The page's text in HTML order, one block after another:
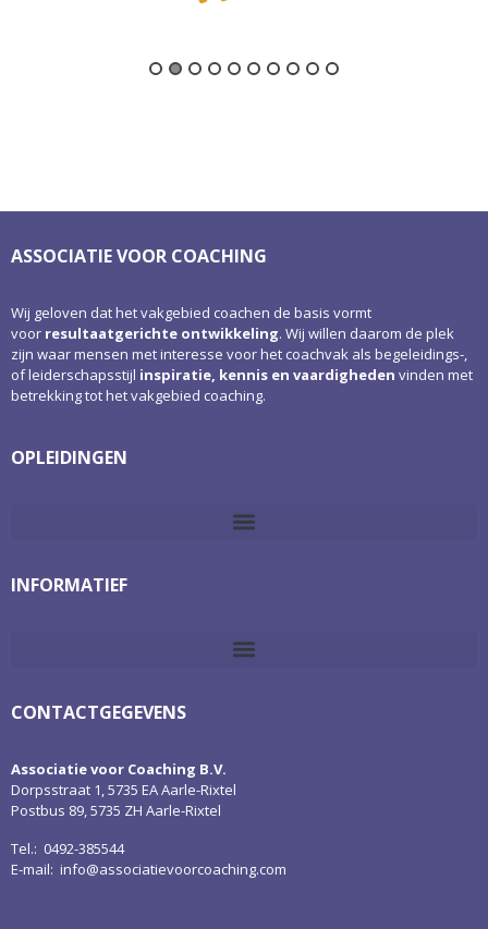
ASSOCIATIE VOOR COACHING
Wij geloven dat het vakgebied coachen de basis vormt
voor resultaatgerichte ontwikkeling. Wij willen daarom de plek
zijn waar mensen met interesse voor het coachvak als begeleidings-,
of leiderschapsstijl inspiratie, kennis en vaardigheden vinden met
betrekking tot het vakgebied coaching.
OPLEIDINGEN
INFORMATIEF
CONTACTGEGEVENS
Associatie voor Coaching B.V.
Dorpsstraat 1, 5735 EA Aarle-Rixtel
Postbus 89, 5735 ZH Aarle-Rixtel
Tel.: 0492-385544
E-mail: info@associatievoorcoaching.com